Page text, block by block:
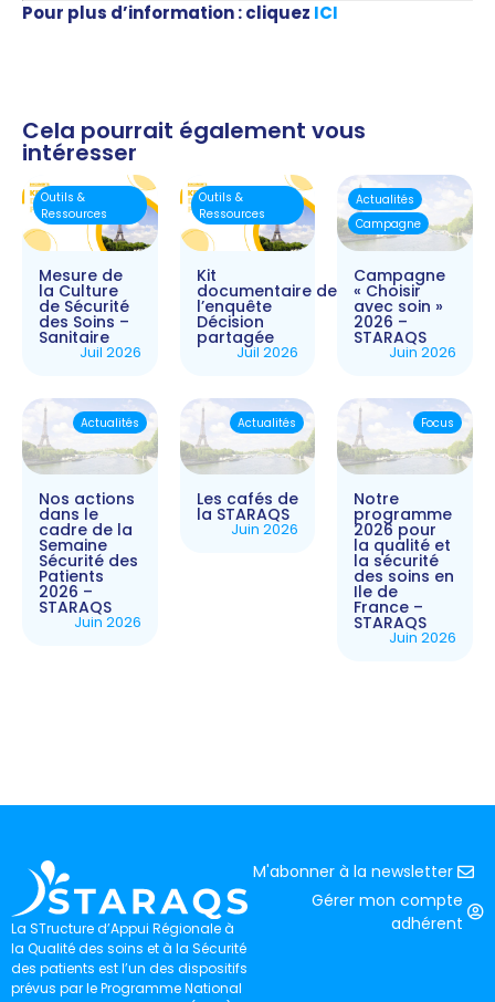
Pour plus d’information : cliquez ICI
Cela pourrait également vous
intéresser
Mesure de
la Culture
de Sécurité
des Soins –
Sanitaire
Juil 2026
Outils &
Ressources
Kit
documentaire de
l’enquête
Décision
partagée
Juil 2026
Outils &
Ressources
Campagne
« Choisir
avec soin »
2026 –
STARAQS
Juin 2026
Actualités
Campagne
Nos actions
dans le
cadre de la
Semaine
Sécurité des
Patients
2026 –
STARAQS
Juin 2026
Actualités
Les cafés de
la STARAQS
Juin 2026
Actualités
Notre
programme
2026 pour
la qualité et
la sécurité
des soins en
Ile de
France –
STARAQS
Juin 2026
Focus
La STructure d’Appui Régionale à
la Qualité des soins et à la Sécurité
des patients est l’un des dispositifs
prévus par le Programme National
M'abonner à la newsletter
Gérer mon compte
adhérent